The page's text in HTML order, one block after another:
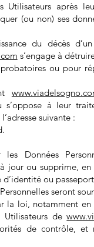
après
(ou non) ses
du décès
s’engage à
probatoires ou pour
à leur
suivante :
Données
jour ou supprime, en
d’identité ou
seront
la loi, notamment
Utilisateurs de
de contrôle,